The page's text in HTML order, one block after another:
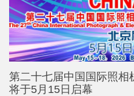
第二十七届中国国际照相
将于5月15日启幕